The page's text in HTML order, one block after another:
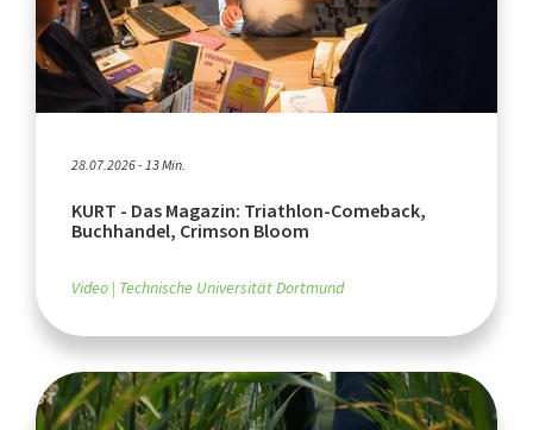
28.07.2026 - 13 Min.
KURT - Das Magazin: Triathlon-Comeback,
Buchhandel, Crimson Bloom
Video Technische Universität Dortmund